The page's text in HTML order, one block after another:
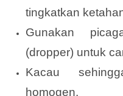
tingkatkan
Gunakan
(dropper) untuk
Kacau
homogen.